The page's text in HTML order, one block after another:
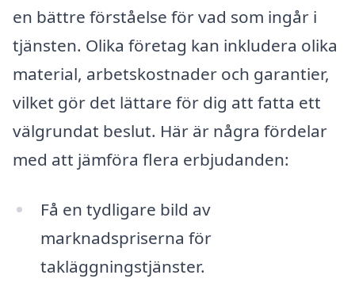
en bättre förståelse för vad som ingår i
tjänsten. Olika företag kan inkludera olika
material, arbetskostnader och garantier,
vilket gör det lättare för dig att fatta ett
välgrundat beslut. Här är några fördelar
med att jämföra flera erbjudanden:
Få en tydligare bild av
marknadspriserna för
takläggningstjänster.